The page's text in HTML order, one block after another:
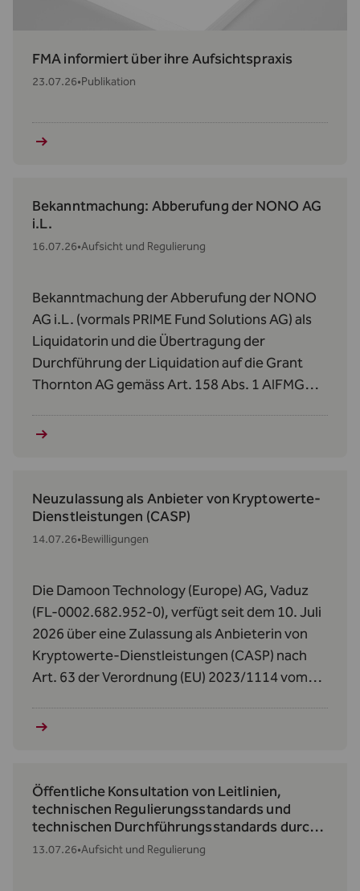
FMA informiert über ihre Aufsichtspraxis
23.07.26•Publikation
Bekanntmachung: Abberufung der NONO AG
i.L.
16.07.26•Aufsicht und Regulierung
Bekanntmachung der Abberufung der NONO
AG i.L. (vormals PRIME Fund Solutions AG) als
Liquidatorin und die Übertragung der
Durchführung der Liquidation auf die Grant
Thornton AG gemäss Art. 158 Abs. 1 AIFMG
Real Estate Efficiency Fund II.
Neuzulassung als Anbieter von Kryptowerte-
Dienstleistungen (CASP)
14.07.26•Bewilligungen
Die Damoon Technology (Europe) AG, Vaduz
(FL-0002.682.952-0), verfügt seit dem 10. Juli
2026 über eine Zulassung als Anbieterin von
Kryptowerte‑Dienstleistungen (CASP) nach
Art. 63 der Verordnung (EU) 2023/1114 vom
(MiCAR).
Öffentliche Konsultation von Leitlinien,
technischen Regulierungsstandards und
technischen Durchführungsstandards durch
die AMLA
13.07.26•Aufsicht und Regulierung